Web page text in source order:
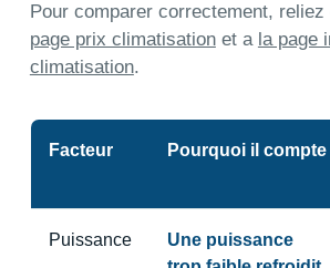
Pour comparer correctement,
page prix climatisationet a la page
climatisation.
Facteur Pourquoi il compte
Puissance
Une puissance